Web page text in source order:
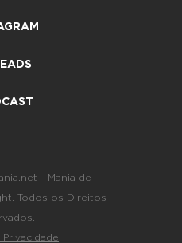
- Mania de
Todos os Direitos